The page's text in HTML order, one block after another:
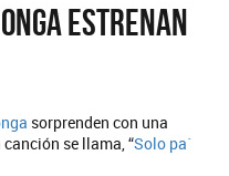
onga estrenan
sorprenden con una
se llama, “Solo pa´